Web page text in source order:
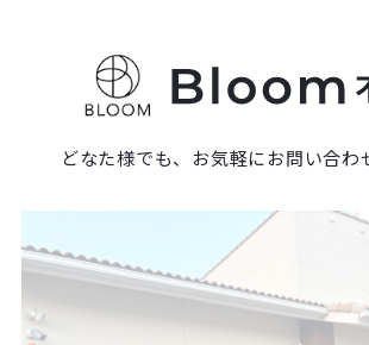
どなた様でも、お気軽にお問い合わ